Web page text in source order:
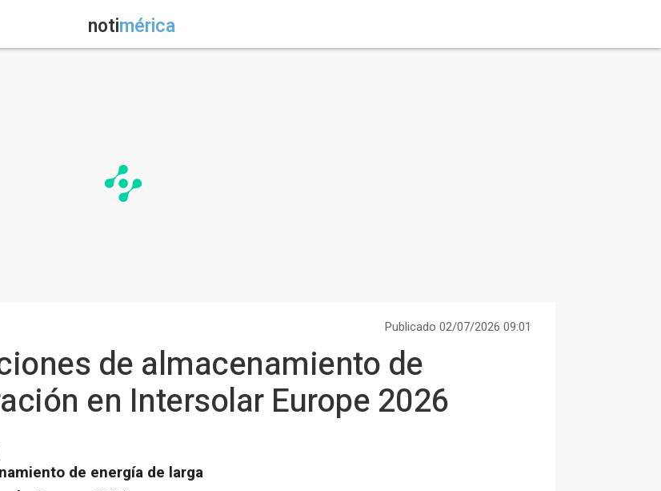
notimérica
Publicado 02/07/2026 09:01
de almacenamiento de
en Intersolar Europe 2026
de energía de larga